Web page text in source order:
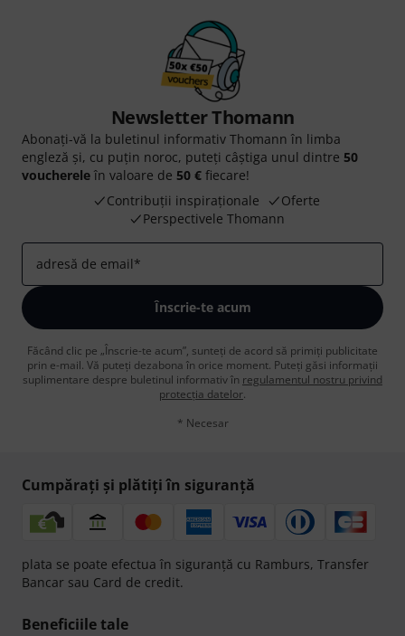
Newsletter Thomann
Abonați-vă la buletinul informativ Thomann în limba
engleză și, cu puțin noroc, puteți câștiga unul dintre 50
voucherele în valoare de 50 € fiecare!
Contribuții inspiraționale
Oferte
Perspectivele Thomann
adresă de email*
Înscrie-te acum
Făcând clic pe „Înscrie-te acum”, sunteți de acord să primiți publicitate
prin e-mail. Vă puteți dezabona în orice moment. Puteți găsi informații
suplimentare despre buletinul informativ în regulamentul nostru privind
protecția datelor.
* Necesar
Cumpărați și plătiți în siguranță
plata se poate efectua în siguranță cu Ramburs, Transfer
Bancar sau Card de credit.
Beneficiile tale